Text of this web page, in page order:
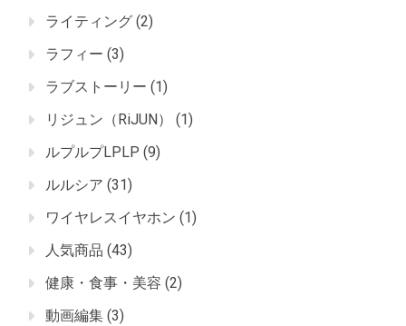
ライティング (2)
ラフィー (3)
ラブストーリー (1)
リジュン（RiJUN）
(1)
ルプルプLPLP (9)
ルルシア (31)
ワイヤレスイヤホン (1)
人気商品 (43)
健康・食事・美容 (2)
動画編集 (3)